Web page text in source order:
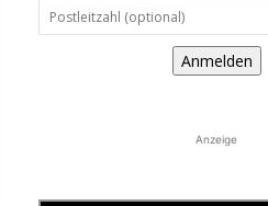
Anmelden
Anzeige